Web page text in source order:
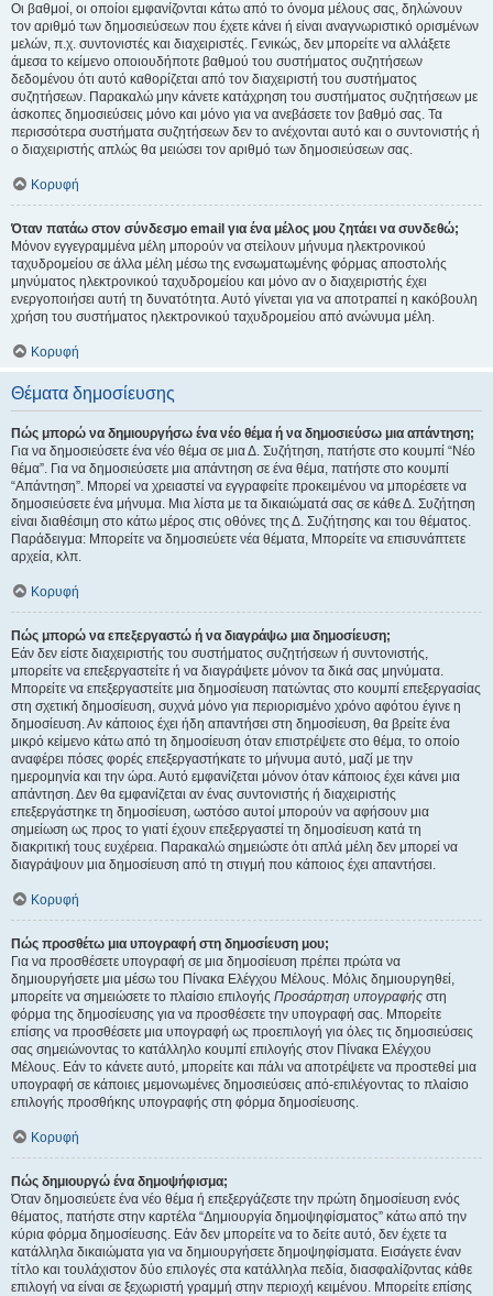
Οι βαθμοί, οι οποίοι εμφανίζονται κάτω από το όνομα μέλους σας, δηλώνουν
τον αριθμό των δημοσιεύσεων που έχετε κάνει ή είναι αναγνωριστικό ορισμένων
μελών, π.χ. συντονιστές και διαχειριστές. Γενικώς, δεν μπορείτε να αλλάξετε
άμεσα το κείμενο οποιουδήποτε βαθμού του συστήματος συζητήσεων
δεδομένου ότι αυτό καθορίζεται από τον διαχειριστή του συστήματος
συζητήσεων. Παρακαλώ μην κάνετε κατάχρηση του συστήματος συζητήσεων με
άσκοπες δημοσιεύσεις μόνο και μόνο για να ανεβάσετε τον βαθμό σας. Τα
περισσότερα συστήματα συζητήσεων δεν το ανέχονται αυτό και ο συντονιστής ή
ο διαχειριστής απλώς θα μειώσει τον αριθμό των δημοσιεύσεων σας.
Κορυφή
Όταν πατάω στον σύνδεσμο email για ένα μέλος μου ζητάει να συνδεθώ;
Μόνον εγγεγραμμένα μέλη μπορούν να στείλουν μήνυμα ηλεκτρονικού
ταχυδρομείου σε άλλα μέλη μέσω της ενσωματωμένης φόρμας αποστολής
μηνύματος ηλεκτρονικού ταχυδρομείου και μόνο αν ο διαχειριστής έχει
ενεργοποιήσει αυτή τη δυνατότητα. Αυτό γίνεται για να αποτραπεί η κακόβουλη
χρήση του συστήματος ηλεκτρονικού ταχυδρομείου από ανώνυμα μέλη.
Κορυφή
Θέματα δημοσίευσης
Πώς μπορώ να δημιουργήσω ένα νέο θέμα ή να δημοσιεύσω μια απάντηση;
Για να δημοσιεύσετε ένα νέο θέμα σε μια Δ. Συζήτηση, πατήστε στο κουμπί “Νέο
θέμα”. Για να δημοσιεύσετε μια απάντηση σε ένα θέμα, πατήστε στο κουμπί
“Απάντηση”. Μπορεί να χρειαστεί να εγγραφείτε προκειμένου να μπορέσετε να
δημοσιεύσετε ένα μήνυμα. Μια λίστα με τα δικαιώματά σας σε κάθε Δ. Συζήτηση
είναι διαθέσιμη στο κάτω μέρος στις οθόνες της Δ. Συζήτησης και του θέματος.
Παράδειγμα: Μπορείτε να δημοσιεύετε νέα θέματα, Μπορείτε να επισυνάπτετε
αρχεία, κλπ.
Κορυφή
Πώς μπορώ να επεξεργαστώ ή να διαγράψω μια δημοσίευση;
Εάν δεν είστε διαχειριστής του συστήματος συζητήσεων ή συντονιστής,
μπορείτε να επεξεργαστείτε ή να διαγράψετε μόνον τα δικά σας μηνύματα.
Μπορείτε να επεξεργαστείτε μια δημοσίευση πατώντας στο κουμπί επεξεργασίας
στη σχετική δημοσίευση, συχνά μόνο για περιορισμένο χρόνο αφότου έγινε η
δημοσίευση. Αν κάποιος έχει ήδη απαντήσει στη δημοσίευση, θα βρείτε ένα
μικρό κείμενο κάτω από τη δημοσίευση όταν επιστρέψετε στο θέμα, το οποίο
αναφέρει πόσες φορές επεξεργαστήκατε το μήνυμα αυτό, μαζί με την
ημερομηνία και την ώρα. Αυτό εμφανίζεται μόνον όταν κάποιος έχει κάνει μια
απάντηση. Δεν θα εμφανίζεται αν ένας συντονιστής ή διαχειριστής
επεξεργάστηκε τη δημοσίευση, ωστόσο αυτοί μπορούν να αφήσουν μια
σημείωση ως προς το γιατί έχουν επεξεργαστεί τη δημοσίευση κατά τη
διακριτική τους ευχέρεια. Παρακαλώ σημειώστε ότι απλά μέλη δεν μπορεί να
διαγράψουν μια δημοσίευση από τη στιγμή που κάποιος έχει απαντήσει.
Κορυφή
Πώς προσθέτω μια υπογραφή στη δημοσίευση μου;
Για να προσθέσετε υπογραφή σε μια δημοσίευση πρέπει πρώτα να
δημιουργήσετε μια μέσω του Πίνακα Ελέγχου Μέλους. Μόλις δημιουργηθεί,
μπορείτε να σημειώσετε το πλαίσιο επιλογής Προσάρτηση υπογραφής στη
φόρμα της δημοσίευσης για να προσθέσετε την υπογραφή σας. Μπορείτε
επίσης να προσθέσετε μια υπογραφή ως προεπιλογή για όλες τις δημοσιεύσεις
σας σημειώνοντας το κατάλληλο κουμπί επιλογής στον Πίνακα Ελέγχου
Μέλους. Εάν το κάνετε αυτό, μπορείτε και πάλι να αποτρέψετε να προστεθεί μια
υπογραφή σε κάποιες μεμονωμένες δημοσιεύσεις από-επιλέγοντας το πλαίσιο
επιλογής προσθήκης υπογραφής στη φόρμα δημοσίευσης.
Κορυφή
Πώς δημιουργώ ένα δημοψήφισμα;
Όταν δημοσιεύετε ένα νέο θέμα ή επεξεργάζεστε την πρώτη δημοσίευση ενός
θέματος, πατήστε στην καρτέλα “Δημιουργία δημοψηφίσματος” κάτω από την
κύρια φόρμα δημοσίευσης. Εάν δεν μπορείτε να το δείτε αυτό, δεν έχετε τα
κατάλληλα δικαιώματα για να δημιουργήσετε δημοψηφίσματα. Εισάγετε έναν
τίτλο και τουλάχιστον δύο επιλογές στα κατάλληλα πεδία, διασφαλίζοντας κάθε
επιλογή να είναι σε ξεχωριστή γραμμή στην περιοχή κειμένου. Μπορείτε επίσης